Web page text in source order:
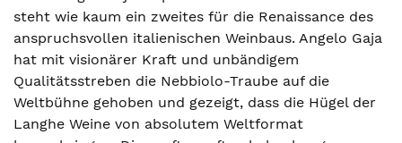
steht wie kaum ein zweites für die Renaissance des
anspruchsvollen italienischen Weinbaus. Angelo Gaja
hat mit visionärer Kraft und unbändigem
Qualitätsstreben die Nebbiolo-Traube auf die
Weltbühne gehoben und gezeigt, dass die Hügel der
Langhe Weine von absolutem Weltformat